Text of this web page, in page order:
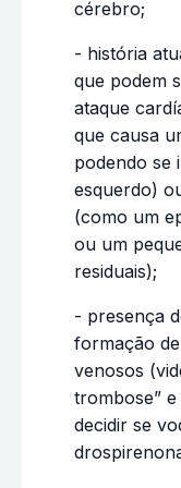
cérebro;
- história
que podem
ataque
que causa
podendo se
esquerdo)
(como um
ou um
residuais);
- presença
formação
venosos
trombose”
decidir se